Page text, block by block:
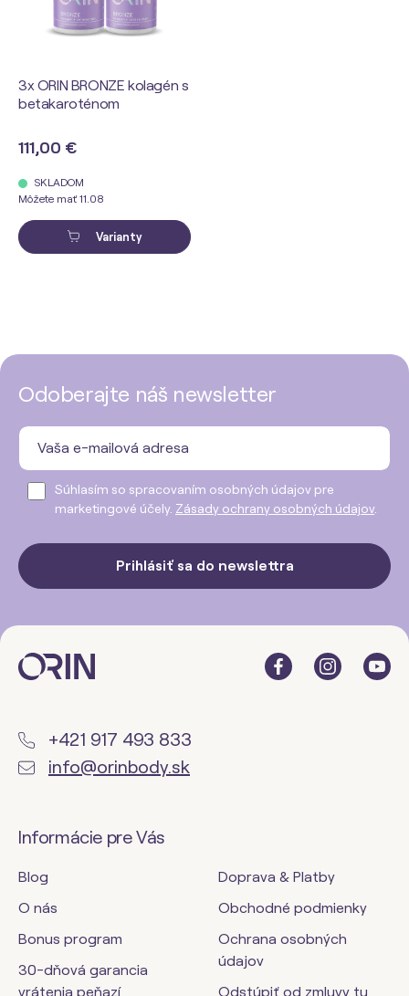
3x ORIN BRONZE kolagén s
betakaroténom
111,00 €
SKLADOM
Môžete mať 11.08
Varianty
Odoberajte náš newsletter
Súhlasím so spracovaním osobných údajov pre
marketingové účely. Zásady ochrany osobných údajov.
Prihlásiť sa do newslettra
+421 917 493 833
info@orinbody.sk
Informácie pre Vás
Blog
O nás
Bonus program
30-dňová garancia
vrátenia peňazí
Doprava & Platby
Obchodné podmienky
Ochrana osobných
údajov
Odstúpiť od zmluvy tu